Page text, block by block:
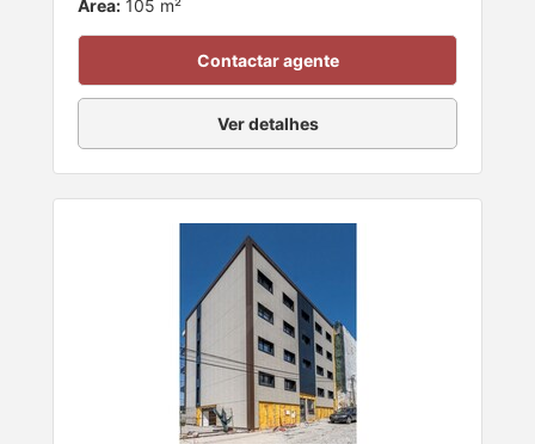
Área: 105 m²
Contactar agente
Ver detalhes